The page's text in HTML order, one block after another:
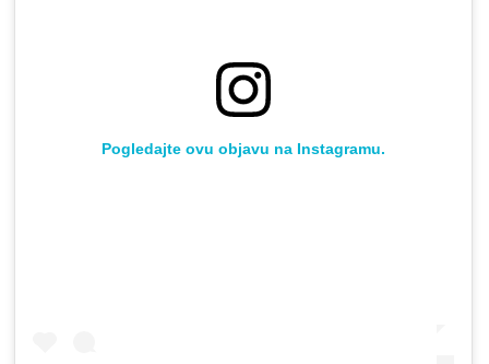
Pogledajte ovu objavu na Instagramu.